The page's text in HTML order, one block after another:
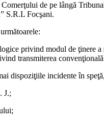
de pe lângă
S.R.L Focşani.
privind modul de ţinere
transmiterea
dispoziţiile incidente în
J.;